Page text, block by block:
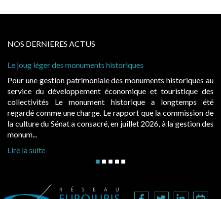
NOS DERNIERES ACTUS
historiques
des monuments historiques au
économique et touristique des
historique a longtemps été
charge. Le rapport que la commission de
a consacré, en juillet 2026, à la gestion des
Evocatrices des
également un beau
public, elles
d’occupation.